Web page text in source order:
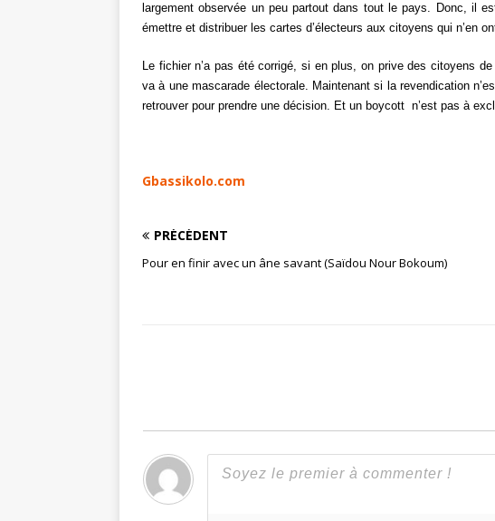
largement observée un peu partout dans tout le pays. Donc, il
émettre et distribuer les cartes d’électeurs aux citoyens qui n’en
Le fichier n’a pas été corrigé, si en plus, on prive des citoyens
va à une mascarade électorale. Maintenant si la revendication
retrouver pour prendre une décision. Et un boycott n’est pas à
Gbassikolo.com
PRÉCÉDENT
Pour en finir avec un âne savant (Saïdou Nour Bokoum)